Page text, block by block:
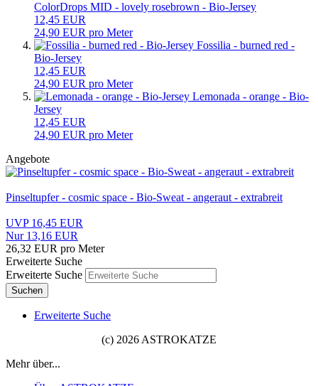
ColorDrops MID - lovely rosebrown - Bio-Jersey
12,45 EUR
24,90 EUR pro Meter
Fossilia - burned red -
Bio-Jersey
12,45 EUR
24,90 EUR pro Meter
Lemonada - orange - Bio-
Jersey
12,45 EUR
24,90 EUR pro Meter
Angebote
Pinseltupfer - cosmic space - Bio-Sweat - angeraut - extrabreit
UVP 16,45 EUR
Nur 13,16 EUR
26,32 EUR pro Meter
Erweiterte Suche
Erweiterte Suche
Suchen
Erweiterte Suche
(c) 2026 ASTROKATZE
Mehr über...